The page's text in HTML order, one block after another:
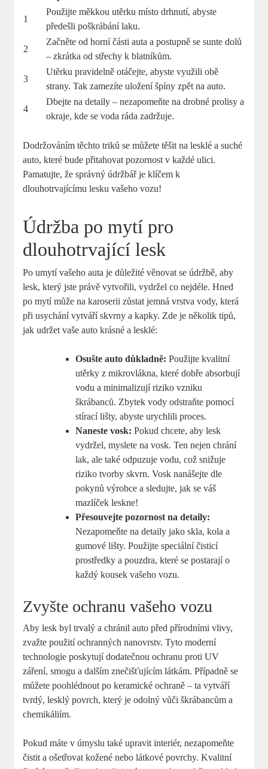
1
Použijte měkkou utěrku místo drhnutí, abyste
předešli poškrábání laku.
2
Začněte od horní části auta a postupně se sunte dolů
– zkrátka od střechy k blatníkům.
3
Utěrku pravidelně otáčejte, abyste využili obě
strany. Tak zamezíte uložení špíny zpět na auto.
4
Dbejte na detaily – nezapomeňte na drobné prolisy a
okraje, kde se voda ráda zadržuje.
Dodržováním těchto triků se můžete těšit na lesklé a suché
auto, které bude přitahovat pozornost v každé ulici.
Pamatujte, že správný údržbář je klíčem k
dlouhotrvajícímu lesku vašeho vozu!
Údržba po mytí pro
dlouhotrvající lesk
Po umytí vašeho auta je důležité věnovat se údržbě, aby
lesk, který jste právě vytvořili, vydržel co nejdéle. Hned
po mytí může na karoserii zůstat jemná vrstva vody, která
při usychání vytváří skvrny a kapky. Zde je několik tipů,
jak udržet vaše auto krásné a lesklé:
Osušte auto důkladně: Použijte kvalitní
utěrky z mikrovlákna, které dobře absorbují
vodu a minimalizují riziko vzniku
škrábanců. Zbytek vody odstraňte pomocí
stírací lišty, abyste urychlili proces.
Naneste vosk: Pokud chcete, aby lesk
vydržel, myslete na vosk. Ten nejen chrání
lak, ale také odpuzuje vodu, což snižuje
riziko tvorby skvrn. Vosk nanášejte dle
pokynů výrobce a sledujte, jak se váš
mazlíček leskne!
Přesouvejte pozornost na detaily:
Nezapomeňte na detaily jako skla, kola a
gumové lišty. Použijte speciální čisticí
prostředky a pouzdra, které se postarají o
každý kousek vašeho vozu.
Zvyšte ochranu vašeho vozu
Aby lesk byl trvalý a chránil auto před přírodními vlivy,
zvažte použití ochranných nanovrstv. Tyto moderní
technologie poskytují dodatečnou ochranu proti UV
záření, smogu a dalším znečišťujícím látkám. Případně se
můžete poohlédnout po keramické ochraně – ta vytváří
tvrdý, lesklý povrch, který je odolný vůči škrábancům a
chemikáliím.
Pokud máte v úmyslu také upravit interiér, nezapomeňte
čistit a ošetřovat kožené nebo látkové povrchy. Kvalitní